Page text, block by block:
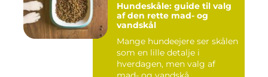
Hundeskåle: guide til valg
af den rette mad- og
vandskål
Mange hundeejere ser skålen
som en lille detalje i
hverdagen, men valg af